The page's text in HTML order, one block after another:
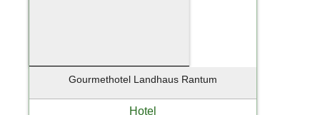
Gourmethotel Landhaus Rantum
Hotel